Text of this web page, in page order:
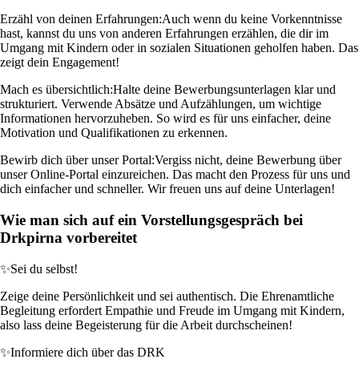
Erzähl von deinen Erfahrungen:Auch wenn du keine Vorkenntnisse
hast, kannst du uns von anderen Erfahrungen erzählen, die dir im
Umgang mit Kindern oder in sozialen Situationen geholfen haben. Das
zeigt dein Engagement!
Mach es übersichtlich:Halte deine Bewerbungsunterlagen klar und
strukturiert. Verwende Absätze und Aufzählungen, um wichtige
Informationen hervorzuheben. So wird es für uns einfacher, deine
Motivation und Qualifikationen zu erkennen.
Bewirb dich über unser Portal:Vergiss nicht, deine Bewerbung über
unser Online-Portal einzureichen. Das macht den Prozess für uns und
dich einfacher und schneller. Wir freuen uns auf deine Unterlagen!
Wie man sich auf ein Vorstellungsgespräch bei
Drkpirna vorbereitet
✨Sei du selbst!
Zeige deine Persönlichkeit und sei authentisch. Die Ehrenamtliche
Begleitung erfordert Empathie und Freude im Umgang mit Kindern,
also lass deine Begeisterung für die Arbeit durchscheinen!
✨Informiere dich über das DRK